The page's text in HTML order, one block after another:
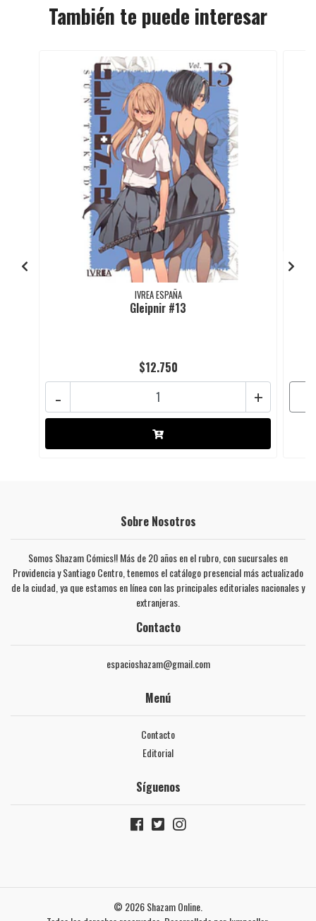
También te puede interesar
IVREA ESPAÑA
Gleipnir #13
$12.750
+
-
Sobre Nosotros
Somos Shazam Cómics!! Más de 20 años en el rubro, con sucursales en
Providencia y Santiago Centro, tenemos el catálogo presencial más actualizado
de la ciudad, ya que estamos en línea con las principales editoriales nacionales y
extranjeras.
Contacto
espacioshazam@gmail.com
Menú
Contacto
Editorial
Síguenos
© 2026 Shazam Online.